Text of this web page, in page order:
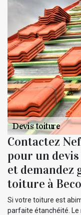
Contactez
pour un
et demandez
toiture à
Si votre toiture est
parfaite étanchéité. Le